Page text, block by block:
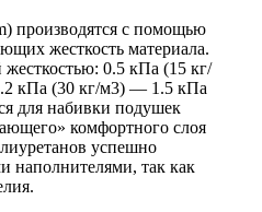
производятся с помощью
жесткость материала.
0.5 кПа (15 кг/
кПа (30 кг/м3) — 1.5 кПа
для набивки подушек
комфортного слоя
успешно
наполнителями, так как